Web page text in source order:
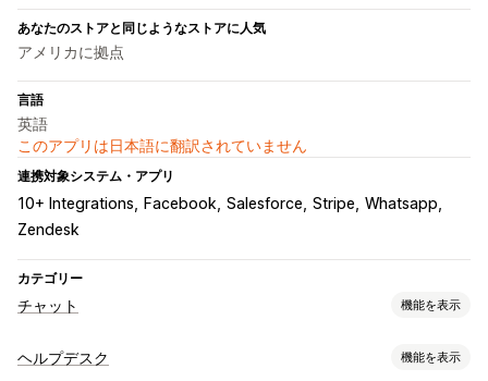
あなたのストアと同じようなストアに人気
アメリカに拠点
言語
英語
このアプリは日本語に翻訳されていません
連携対象システム・アプリ
10+ Integrations Facebook Salesforce Stripe Whatsapp
Zendesk
カテゴリー
チャット 機能を表示
リアルタイムメッセージ
ヘルプデスク 機能を表示